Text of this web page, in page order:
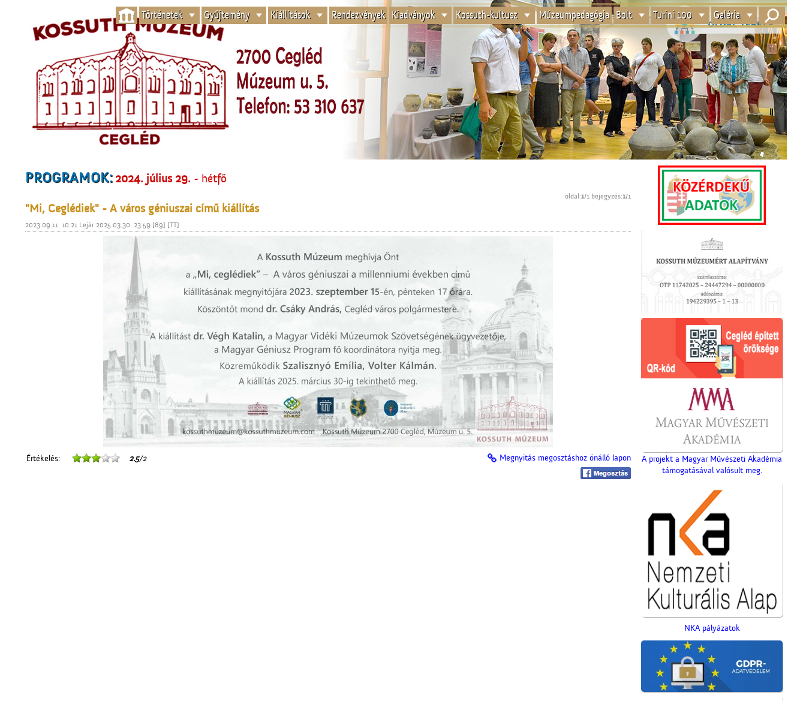
Történetek Gyűjtemény Kiállítások Rendezvények Kiadványok Kossuth-kultusz Múzeumpedagógia Bolt Turini 100 Galéria
PROGRAMOK:2024. július 29. - hétfő
oldal:1/1 bejegyzés:1/1
"Mi, Ceglédiek" - A város géniuszai című kiállítás
2023.09.11. 10:21 Lejár 2025.03.30. 23:59 [89] [TT]
Értékelés: 2.5/2 Megnyitás megosztáshoz önálló lapon
A projekt a Magyar Művészeti Akadémia
támogatásával valósult meg.
NKA pályázatok
Műkedvelő színjátszók
Cegléden